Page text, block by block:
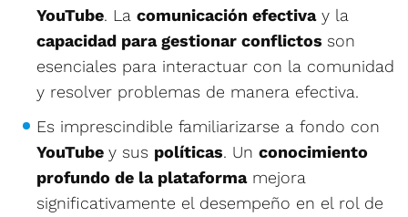
YouTube. La comunicación efectivay la
capacidad para gestionar conflictos son
esenciales para interactuar con la comunidad
y resolver problemas de manera efectiva.
Es imprescindible familiarizarse a fondo con
YouTube y sus políticas. Un conocimiento
profundo de la plataformamejora
significativamente el desempeño en el rol de